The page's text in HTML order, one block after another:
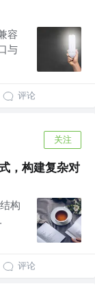
容
与
评论
关注
，构建复杂对
构
评论